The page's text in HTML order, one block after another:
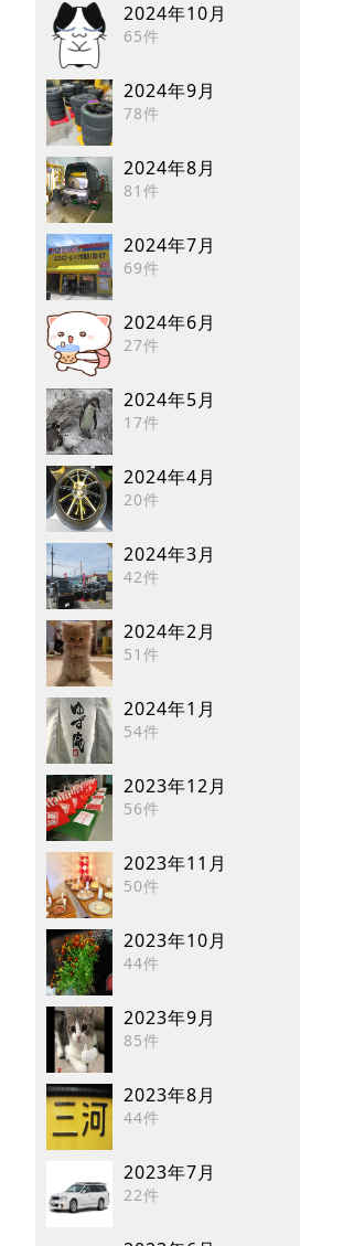
2024年10月
65件
2024年9月
78件
2024年8月
81件
2024年7月
69件
2024年6月
27件
2024年5月
17件
2024年4月
20件
2024年3月
42件
2024年2月
51件
2024年1月
54件
2023年12月
56件
2023年11月
50件
2023年10月
44件
2023年9月
85件
2023年8月
44件
2023年7月
22件